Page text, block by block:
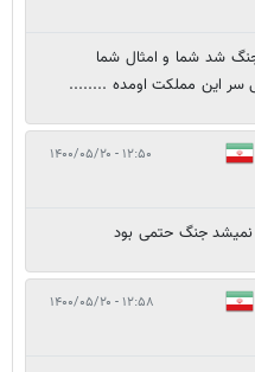
شد شما و امثال شما
سر این مملکت اومده ........
۱۲:۵۰ - ۱۴۰۰/۰۵/۲۰
نمیشد جنگ حتمی بود
۱۲:۵۸ - ۱۴۰۰/۰۵/۲۰